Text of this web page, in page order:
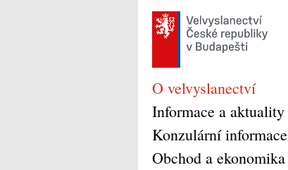
O velvyslanectví
Informace a aktuality
Konzulární informace
Obchod a ekonomika